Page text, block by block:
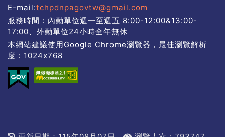
E-mail:tchpdnpagovtw@gmail.com
服務時間：內勤單位週一至週五 8:00-12:00&13:00-
17:00、外勤單位24小時全年無休
本網站建議使用Google Chrome瀏覽器，最佳瀏覽解析
度：1024x768